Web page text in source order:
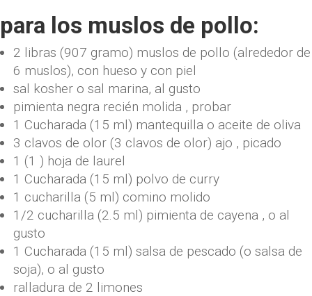
para los muslos de pollo:
2 libras (907 gramo) muslos de pollo (alrededor de
6 muslos), con hueso y con piel
sal kosher o sal marina, al gusto
pimienta negra recién molida , probar
1 Cucharada (15 ml) mantequilla o aceite de oliva
3 clavos de olor (3 clavos de olor) ajo , picado
1 (1 ) hoja de laurel
1 Cucharada (15 ml) polvo de curry
1 cucharilla (5 ml) comino molido
1/2 cucharilla (2.5 ml) pimienta de cayena , o al
gusto
1 Cucharada (15 ml) salsa de pescado (o salsa de
soja), o al gusto
ralladura de 2 limones